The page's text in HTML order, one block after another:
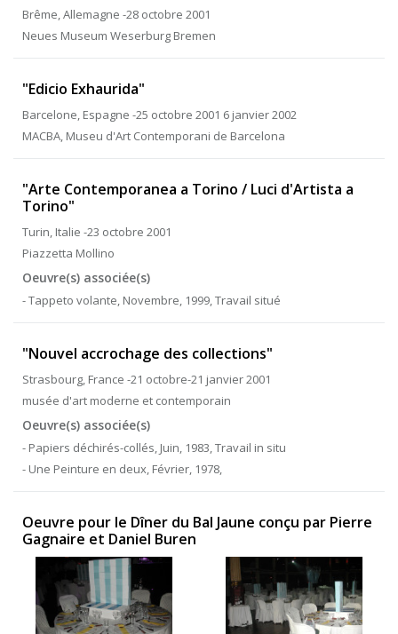
Brême, Allemagne -28 octobre 2001
Neues Museum Weserburg Bremen
"Edicio Exhaurida"
Barcelone, Espagne -25 octobre 2001 6 janvier 2002
MACBA, Museu d'Art Contemporani de Barcelona
"Arte Contemporanea a Torino / Luci d'Artista a
Torino"
Turin, Italie -23 octobre 2001
Piazzetta Mollino
Oeuvre(s) associée(s)
- Tappeto volante, Novembre, 1999, Travail situé
"Nouvel accrochage des collections"
Strasbourg, France -21 octobre-21 janvier 2001
musée d'art moderne et contemporain
Oeuvre(s) associée(s)
- Papiers déchirés-collés, Juin, 1983, Travail in situ
- Une Peinture en deux, Février, 1978,
Oeuvre pour le Dîner du Bal Jaune conçu par Pierre
Gagnaire et Daniel Buren